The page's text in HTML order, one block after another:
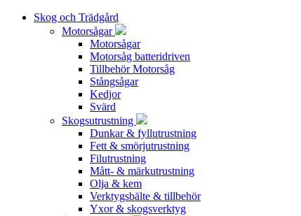
Skog och Trädgård
Motorsågar
Motorsågar
Motorsåg batteridriven
Tillbehör Motorsåg
Stångsågar
Kedjor
Svärd
Skogsutrustning
Dunkar & fyllutrustning
Fett & smörjutrustning
Filutrustning
Mått- & märkutrustning
Olja & kem
Verktygsbälte & tillbehör
Yxor & skogsverktyg